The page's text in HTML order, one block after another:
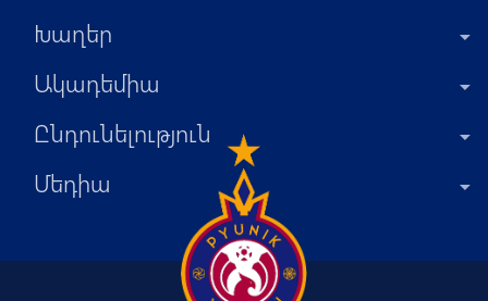
Խաղեր
Ակադեմիա
Ընդունելություն
Մեդիա